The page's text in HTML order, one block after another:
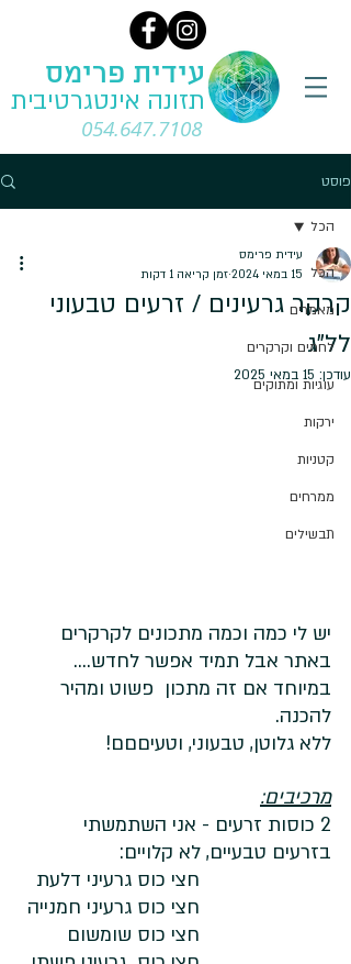
עידית פרימס
תזונה אינטגרטיבית
054.647.7108
פוסט
הכל
מאמרים
לחמים וקרקרים
עוגיות ומתוקים
ירקות
קטניות
ממרחים
תבשילים
הכל
קרקר גרעינים / זרעים טבעוני
לל"ג
עידית פרימס
15 במאי 2024
זמן קריאה 1 דקות
עודכן: 15 במאי 2025
יש לי כמה וכמה מתכונים לקרקרים
באתר אבל תמיד אפשר לחדש....
במיוחד אם זה מתכון  פשוט ומהיר
להכנה.
ללא גלוטן, טבעוני, וטעיםםם!
מרכיבים:
2 כוסות זרעים - אני השתמשתי
בזרעים טבעיים, לא קלויים:
חצי כוס גרעיני דלעת
חצי כוס גרעיני חמנייה
חצי כוס שומשום